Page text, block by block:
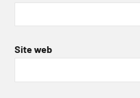
Site web